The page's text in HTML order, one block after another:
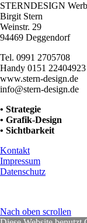
STERNDESIGN
Birgit Stern
Weinstr. 29
94469 Deggendorf
Tel. 0991 2705708
Handy 0151 22404923
www.stern-design.de
info@stern-design.de
• Strategie
• Grafik-Design
• Sichtbarkeit
Kontakt
Impressum
Datenschutz
Nach oben scrollen